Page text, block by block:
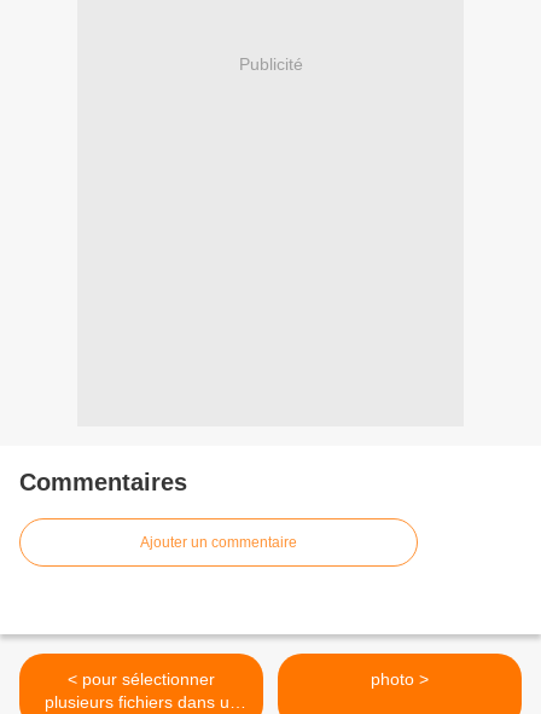
Publicité
Commentaires
Ajouter un commentaire
< pour sélectionner
plusieurs fichiers dans un
photo >